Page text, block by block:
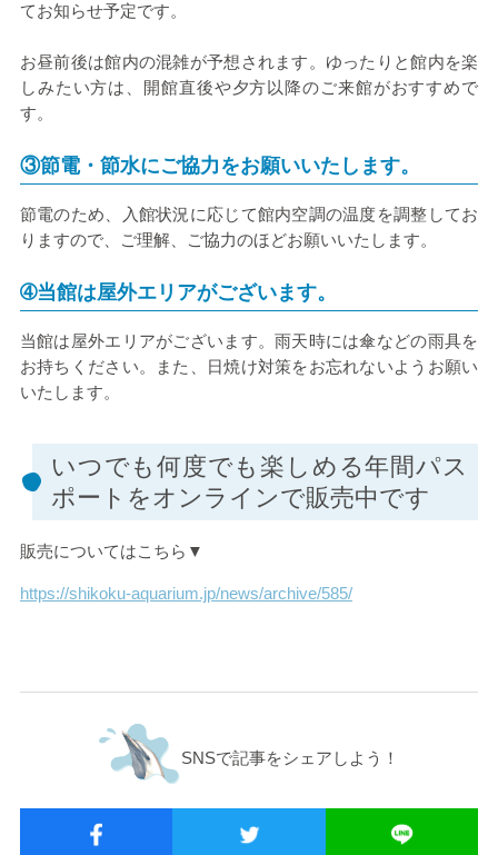
てお知らせ予定です。
お昼前後は館内の混雑が予想されます。ゆったりと館内を楽
しみたい方は、開館直後や夕方以降のご来館がおすすめで
す。
③節電・節水にご協力をお願いいたします。
節電のため、入館状況に応じて館内空調の温度を調整してお
りますので、ご理解、ご協力のほどお願いいたします。
➃当館は屋外エリアがございます。
当館は屋外エリアがございます。雨天時には傘などの雨具を
お持ちください。また、日焼け対策をお忘れないようお願い
いたします。
いつでも何度でも楽しめる年間パス
ポートをオンラインで販売中です
販売についてはこちら▼
https://shikoku-aquarium.jp/news/archive/585/
SNSで記事をシェアしよう！